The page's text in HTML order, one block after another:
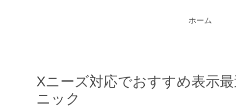
ホーム
Xニーズ対応でおすすめ表示
ニック